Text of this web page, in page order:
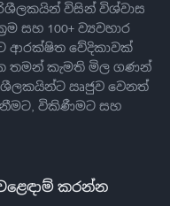
විසින් විශ්වාස
සහ 100+ ව්‍යවහාර
ආරක්ෂිත වේදිකාවක්
තමන් කැමති මිල ගණන්
ඍජුව වෙනත්
විකිණීමට සහ
කරන්න